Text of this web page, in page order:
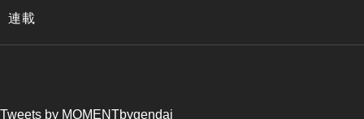
連載
Tweets by MOMENTbygendai